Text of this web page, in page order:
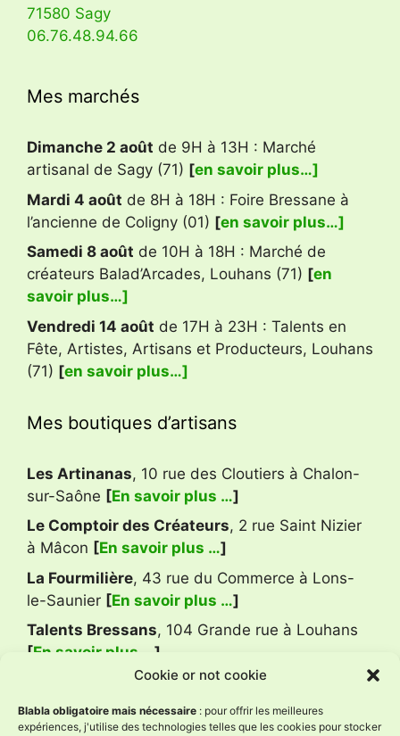
Cookie or not cookie
Blabla obligatoire mais nécessaire : pour offrir les meilleures
expériences, j'utilise des technologies telles que les cookies pour stocker
71580 Sagy
06.76.48.94.66
Mes marchés
Dimanche 2 août de 9H à 13H : Marché
artisanal de Sagy (71) [en savoir plus…]
Mardi 4 août de 8H à 18H : Foire Bressane à
l’ancienne de Coligny (01) [en savoir plus…]
Samedi 8 août de 10H à 18H : Marché de
créateurs Balad’Arcades, Louhans (71) [en
savoir plus…]
Vendredi 14 août de 17H à 23H : Talents en
Fête, Artistes, Artisans et Producteurs, Louhans
(71) [en savoir plus…]
Mes boutiques d’artisans
Les Artinanas, 10 rue des Cloutiers à Chalon-
sur-Saône [En savoir plus …]
Le Comptoir des Créateurs, 2 rue Saint Nizier
à Mâcon [En savoir plus …]
La Fourmilière, 43 rue du Commerce à Lons-
le-Saunier [En savoir plus …]
Talents Bressans, 104 Grande rue à Louhans
[En savoir plus … ]
Avis Google